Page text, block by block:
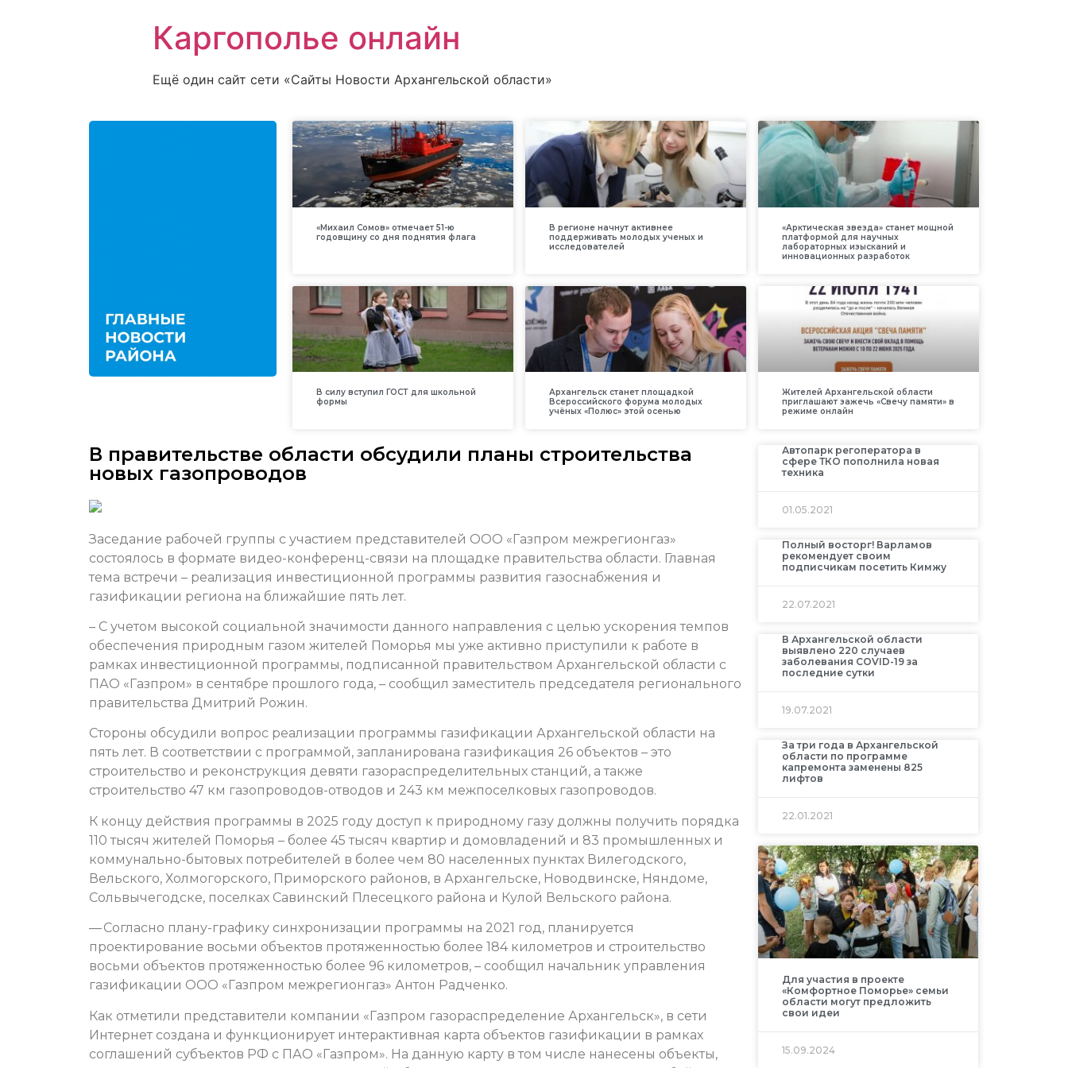
Каргополье онлайн
Ещё один сайт сети «Сайты Новости Архангельской области»
«Михаил Сомов» отмечает 51-ю
годовщину со дня поднятия флага
В регионе начнут активнее
поддерживать молодых ученых и
исследователей
«Арктическая звезда» станет мощной
платформой для научных
лабораторных изысканий и
инновационных разработок
В силу вступил ГОСТ для школьной
формы
Архангельск станет площадкой
Всероссийского форума молодых
учёных «Полюс» этой осенью
Жителей Архангельской области
приглашают зажечь «Свечу памяти» в
режиме онлайн
В правительстве области обсудили планы строительства
новых газопроводов
Заседание рабочей группы с участием представителей ООО «Газпром межрегионгаз»
состоялось в формате видео-конференц-связи на площадке правительства области. Главная
тема встречи – реализация инвестиционной программы развития газоснабжения и
газификации региона на ближайшие пять лет.
– С учетом высокой социальной значимости данного направления с целью ускорения темпов
обеспечения природным газом жителей Поморья мы уже активно приступили к работе в
рамках инвестиционной программы, подписанной правительством Архангельской области с
ПАО «Газпром» в сентябре прошлого года, – сообщил заместитель председателя регионального
правительства Дмитрий Рожин.
Стороны обсудили вопрос реализации программы газификации Архангельской области на
пять лет. В соответствии с программой, запланирована газификация 26 объектов – это
строительство и реконструкция девяти газораспределительных станций, а также
строительство 47 км газопроводов-отводов и 243 км межпоселковых газопроводов.
К концу действия программы в 2025 году доступ к природному газу должны получить порядка
110 тысяч жителей Поморья – более 45 тысяч квартир и домовладений и 83 промышленных и
коммунально-бытовых потребителей в более чем 80 населенных пунктах Вилегодского,
Вельского, Холмогорского, Приморского районов, в Архангельске, Новодвинске, Няндоме,
Сольвычегодске, поселках Савинский Плесецкого района и Кулой Вельского района.
— Согласно плану-графику синхронизации программы на 2021 год, планируется
проектирование восьми объектов протяженностью более 184 километров и строительство
восьми объектов протяженностью более 96 километров, – сообщил начальник управления
газификации ООО «Газпром межрегионгаз» Антон Радченко.
Как отметили представители компании «Газпром газораспределение Архангельск», в сети
Интернет создана и функционирует интерактивная карта объектов газификации в рамках
соглашений субъектов РФ с ПАО «Газпром». На данную карту в том числе нанесены объекты,
Автопарк регоператора в
сфере ТКО пополнила новая
техника
01.05.2021
Полный восторг! Варламов
рекомендует своим
подписчикам посетить Кимжу
22.07.2021
В Архангельской области
выявлено 220 случаев
заболевания COVID-19 за
последние сутки
19.07.2021
За три года в Архангельской
области по программе
капремонта заменены 825
лифтов
22.01.2021
Для участия в проекте
«Комфортное Поморье» семьи
области могут предложить
свои идеи
15.09.2024